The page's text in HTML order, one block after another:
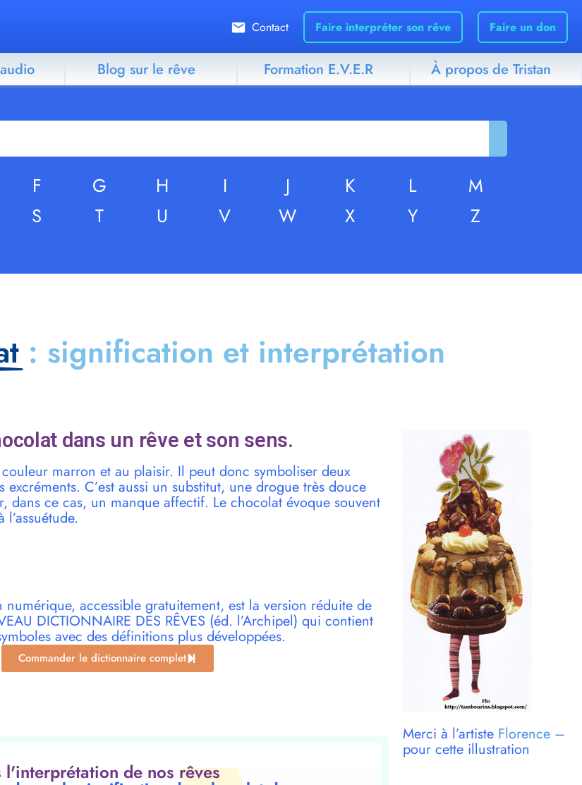
Contact Faire interpréter son rêve Faire un don
Blog sur le rêve Formation E.V.E.R À propos de Tristan
F G H I J K L
M
S T U V W X Y Z
: signification et interprétation
dans un rêve et son sens.
marron et au plaisir. Il peut donc symboliser deux
C’est aussi un substitut, une drogue très douce
dans ce cas, un manque affectif. Le chocolat évoque souvent
accessible gratuitement, est la version réduite de
DICTIONNAIRE DES RÊVES (éd. l’Archipel) qui contient
avec des définitions plus développées.
Commander le dictionnaire complet
de nos rêves
Merci à l’artiste Florence –
pour cette illustration